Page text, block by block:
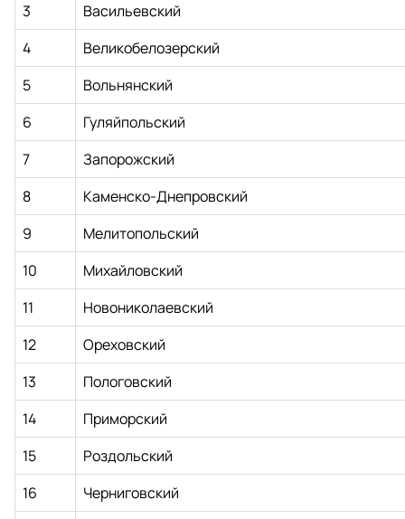
3
Васильевский
4
Великобелозерский
5
Вольнянский
6
Гуляйпольский
7
Запорожский
8
Каменско-Днепровский
9
Мелитопольский
10
Михайловский
11
Новониколаевский
12
Ореховский
13
Пологовский
14
Приморский
15
Роздольский
16
Черниговский